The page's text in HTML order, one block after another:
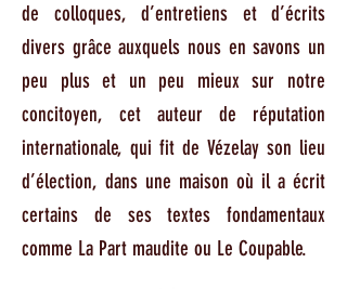
de colloques, d’entretiens et d’écrits
divers grâce auxquels nous en savons un
peu plus et un peu mieux sur notre
concitoyen, cet auteur de réputation
internationale, qui fit de Vézelay son lieu
d’élection, dans une maison où il a écrit
certains de ses textes fondamentaux
comme La Part maudite ou Le Coupable.​​​​